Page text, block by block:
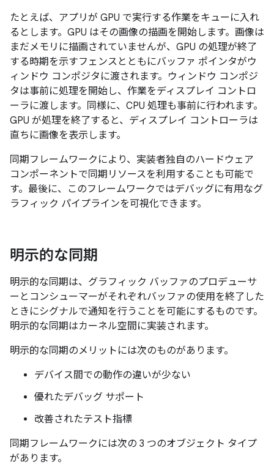
たとえば、アプリが GPU で実行する作業をキューに入れ
るとします。GPU はその画像の描画を開始します。画像は
まだメモリに描画されていませんが、GPU の処理が終了
する時期を示すフェンスとともにバッファ ポインタがウ
ィンドウ コンポジタに渡されます。ウィンドウ コンポジ
タは事前に処理を開始し、作業をディスプレイ コントロ
ーラに渡します。同様に、CPU 処理も事前に行われます。
GPU が処理を終了すると、ディスプレイ コントローラは
直ちに画像を表示します。
同期フレームワークにより、実装者独自のハードウェア
コンポーネントで同期リソースを利用することも可能で
す。最後に、このフレームワークではデバッグに有用なグ
ラフィック パイプラインを可視化できます。
明示的な同期
明示的な同期は、グラフィック バッファのプロデューサ
ーとコンシューマーがそれぞれバッファの使用を終了した
ときにシグナルで通知を行うことを可能にするものです。
明示的な同期はカーネル空間に実装されます。
明示的な同期のメリットには次のものがあります。
デバイス間での動作の違いが少ない
優れたデバッグ サポート
改善されたテスト指標
同期フレームワークには次の 3 つのオブジェクト タイプ
があります。